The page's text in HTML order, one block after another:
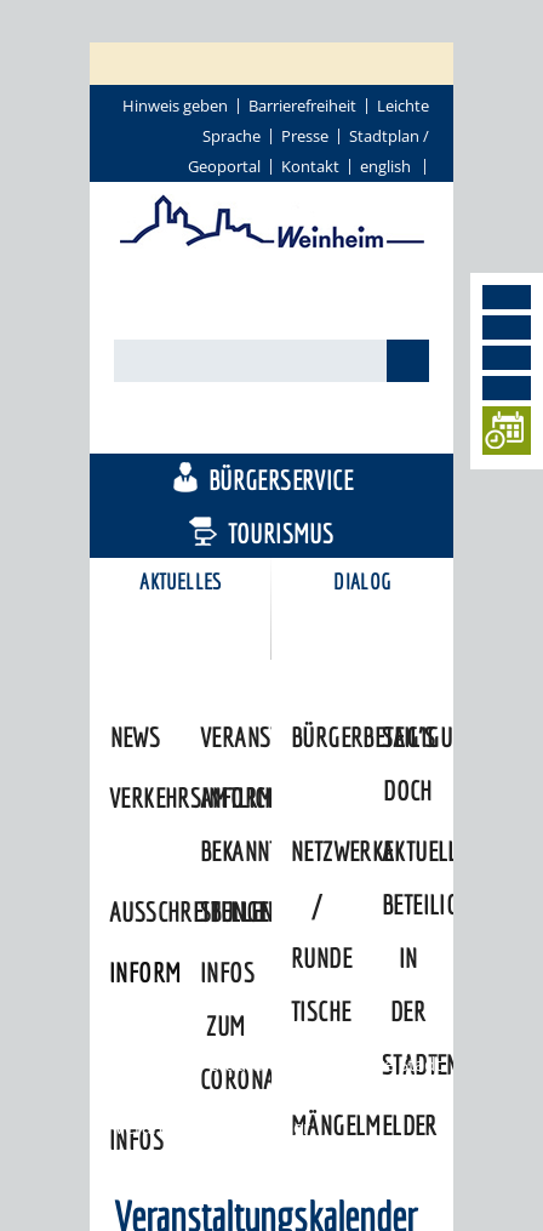
Hinweis geben Barrierefreiheit
Leichte
Sprache
Presse
Stadtplan /
Geoportal
Kontakt english
AKTUELLES
NEWS
VERANSTALTUNGSKALENDER
VERKEHRSINFORMATIONEN
AMTLICHE
BEKANNTMACHUNGEN
AUSSCHREIBUNGEN
INFORMATIONSPFLICHTEN
STELLENANGEBOTE
INFOS
ZUM
CORONAVIRUS
INFOS
ZUR
DIALOG
BÜRGERBETEILIGUNG
SAG'S
DOCH
NETZWERKE
/
RUNDE
TISCHE
AKTUELLE
BETEILIGUNGEN
IN
DER
MÄNGELMELDER
BÜRGERSERVICE
TOURISMUS
KARRIEREPORTAL
»Stadtthemen
Unsere Stadt
Ortschaften »Hohensachsen
Veranstaltungskalender
Veranstaltungskalender